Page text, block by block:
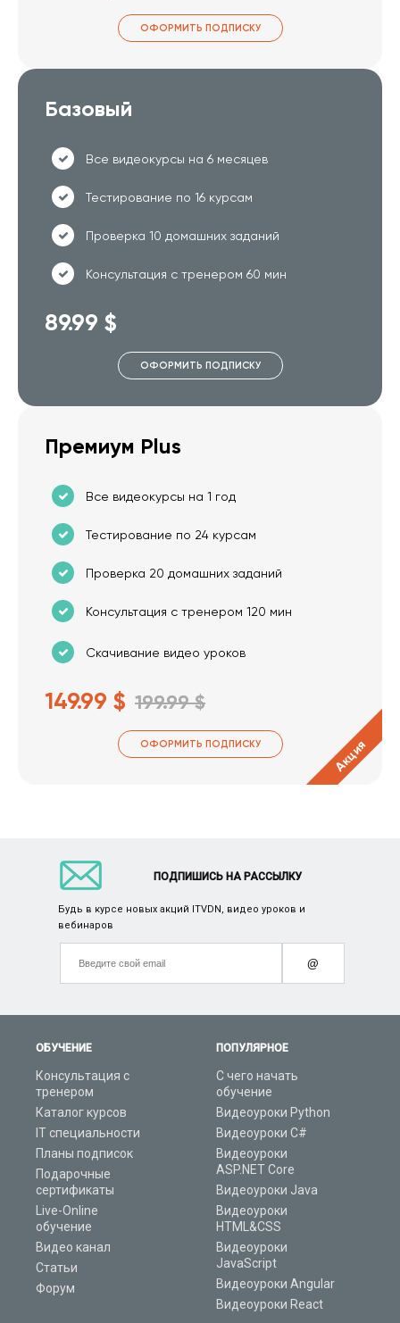
ОФОРМИТЬ ПОДПИСКУ
Базовый
Все видеокурсы на 6 месяцев
Тестирование по 16 курсам
Проверка 10 домашних заданий
Консультация с тренером 60 мин
89.99 $
ОФОРМИТЬ ПОДПИСКУ
Премиум Plus
Все видеокурсы на 1 год
Тестирование по 24 курсам
Проверка 20 домашних заданий
Консультация с тренером 120 мин
Скачивание видео уроков
149.99 $ 199.99 $
ОФОРМИТЬ ПОДПИСКУ Акция
ОБУЧЕНИЕ
Консультация с
тренером
Каталог курсов
IT специальности
Планы подписок
Подарочные
сертификаты
Live-Online
обучение
Видео канал
Статьи
Форум
ПОПУЛЯРНОЕ
С чего начать
обучение
Видеоуроки Python
Видеоуроки C#
Видеоуроки
ASP.NET Core
Видеоуроки Java
Видеоуроки
HTML&CSS
Видеоуроки
JavaScript
Видеоуроки Angular
Видеоуроки React
ПОДПИШИСЬ НА РАССЫЛКУ
Будь в курсе новых акций ITVDN, видео уроков и
вебинаров
@